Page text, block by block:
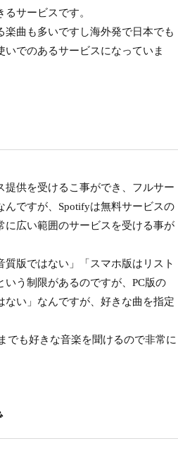
サービスです。
曲も多いですし海外発で日本でも
でのあるサービスになっていま
供を受けるこ事ができ、フルサー
んですが、Spotifyは無料サービスの
広い範囲のサービスを受ける事が
版ではない」「スマホ版はリスト
う制限があるのですが、PC版の
い」なんですが、好きな曲を指定
でも好きな音楽を聞けるので非常に